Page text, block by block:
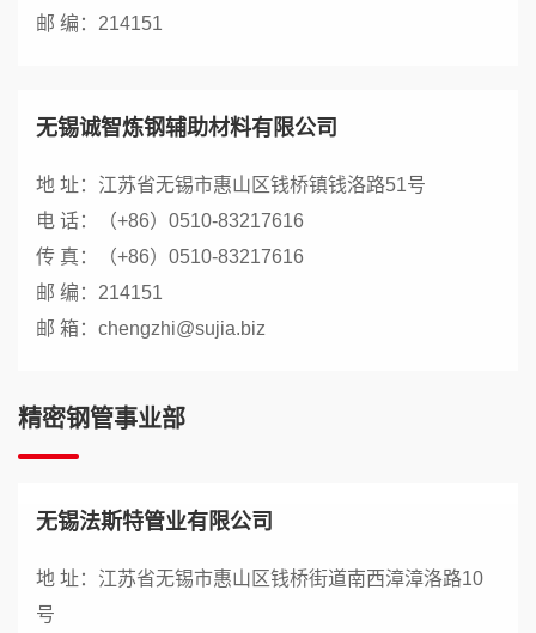
邮 编：214151
无锡诚智炼钢辅助材料有限公司
地 址：江苏省无锡市惠山区钱桥镇钱洛路51号
电 话：（+86）0510-83217616
传 真：（+86）0510-83217616
邮 编：214151
邮 箱：chengzhi@sujia.biz
精密钢管事业部
无锡法斯特管业有限公司
地 址：江苏省无锡市惠山区钱桥街道南西漳漳洛路10
号